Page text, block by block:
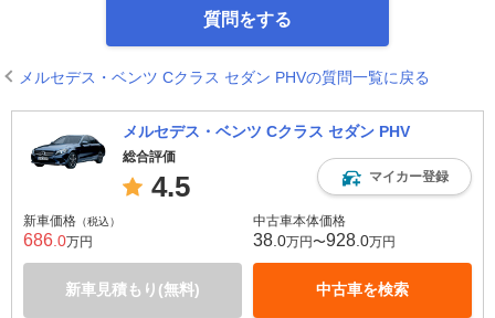
質問をする
メルセデス・ベンツ Cクラス セダン PHVの質問一覧に戻る
メルセデス・ベンツ Cクラス セダン PHV
総合評価
4.5 マイカー登録
新車価格 （税込）
686 .0万円
新車見積もり(無料)
中古車本体価格
38 .0万円〜928 .0万円
中古車を検索